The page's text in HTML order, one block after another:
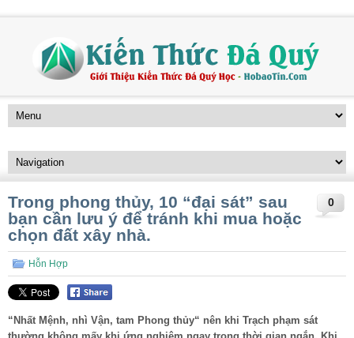
0
Trong phong thủy, 10 “đại sát” sau
bạn cần lưu ý để tránh khi mua hoặc
chọn đất xây nhà.
Hỗn Hợp
“Nhất Mệnh, nhì Vận, tam Phong thủy“ nên khi Trạch phạm sát
thường không mấy khi ứng nghiệm ngay trong thời gian ngắn. Khi